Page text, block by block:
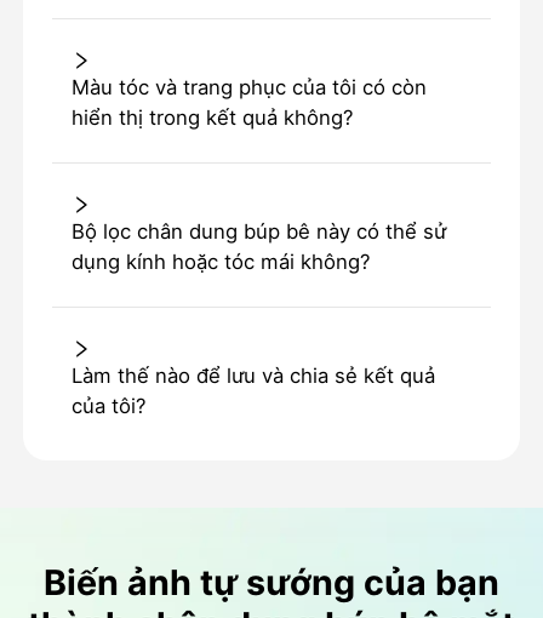
Màu tóc và trang phục của tôi có còn
hiển thị trong kết quả không?
Bộ lọc chân dung búp bê này có thể sử
dụng kính hoặc tóc mái không?
Làm thế nào để lưu và chia sẻ kết quả
của tôi?
Biến ảnh tự sướng của bạn